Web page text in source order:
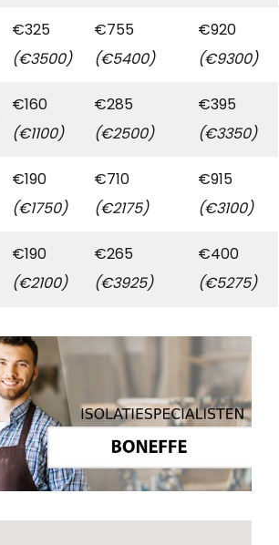
€325
(€3500)
€755
(€5400)
€920
(€9300)
€160
(€1100)
€285
(€2500)
€395
(€3350)
€190
(€1750)
€710
(€2175)
€915
(€3100)
€190
(€2100)
€265
(€3925)
€400
(€5275)